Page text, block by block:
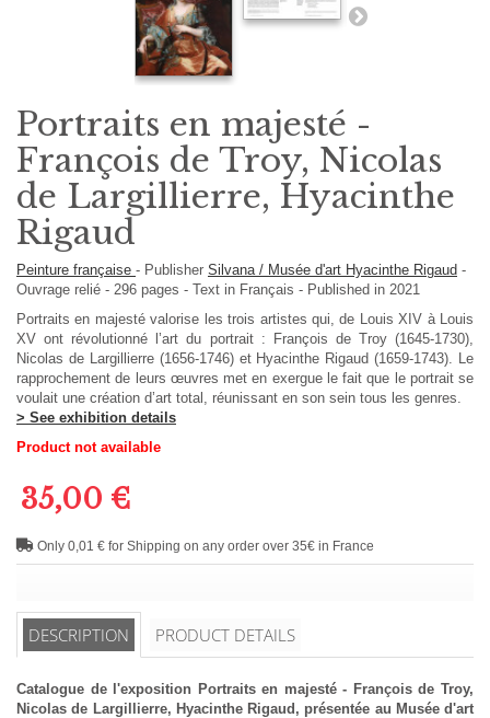
Portraits en majesté -
François de Troy, Nicolas
de Largillierre, Hyacinthe
Rigaud
Peinture française - Publisher Silvana / Musée d'art Hyacinthe Rigaud -
Ouvrage relié - 296 pages - Text in Français - Published in 2021
Portraits en majesté valorise les trois artistes qui, de Louis XIV à Louis
XV ont révolutionné l’art du portrait : François de Troy (1645-1730),
Nicolas de Largillierre (1656-1746) et Hyacinthe Rigaud (1659-1743). Le
rapprochement de leurs œuvres met en exergue le fait que le portrait se
voulait une création d’art total, réunissant en son sein tous les genres.
> See exhibition details
Product not available
35,00 €
Only 0,01 € for Shipping on any order over 35€ in France
DESCRIPTION PRODUCT DETAILS
Catalogue de l'exposition Portraits en majesté - François de Troy,
Nicolas de Largillierre, Hyacinthe Rigaud, présentée au Musée d'art